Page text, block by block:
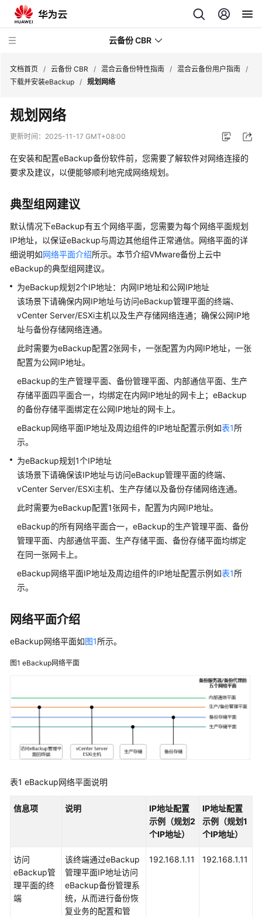
云备份 CBR
最
新
动
服
公
告
产
品
计
费
说
快
速
入
门
用
户
指
南
合
云
备
份
性
指
合
述
合
云
份
用
合
云
文档首页 / 云备份 CBR / 混合云备份特性指南 / 混合云备份用户指南 /
下载并安装eBackup / 规划网络
规划网络
更新时间： 2025-11-17 GMT+08:00
在安装和配置eBackup备份软件前，您需要了解软件对网络连接的
要求及建议，以便能够顺利地完成网络规划。
典型组网建议
默认情况下eBackup有五个网络平面，您需要为每个网络平面规划
IP地址，以保证eBackup与周边其他组件正常通信。网络平面的详
细说明如网络平面介绍所示。本节介绍VMware备份上云中
eBackup的典型组网建议。
为eBackup规划2个IP地址：内网IP地址和公网IP地址
该场景下请确保内网IP地址与访问eBackup管理平面的终端、
vCenter Server/ESXi主机以及生产存储网络连通；确保公网IP地
址与备份存储网络连通。
此时需要为eBackup配置2张网卡，一张配置为内网IP地址，一张
配置为公网IP地址。
eBackup的生产管理平面、备份管理平面、内部通信平面、生产
存储平面四平面合一，均绑定在内网IP地址的网卡上；eBackup
的备份存储平面绑定在公网IP地址的网卡上。
eBackup网络平面IP地址及周边组件的IP地址配置示例如表1所
示。
为eBackup规划1个IP地址
该场景下请确保该IP地址与访问eBackup管理平面的终端、
vCenter Server/ESXi主机、生产存储以及备份存储网络连通。
此时需要为eBackup配置1张网卡，配置为内网IP地址。
eBackup的所有网络平面合一，eBackup的生产管理平面、备份
管理平面、内部通信平面、生产存储平面、备份存储平面均绑定
在同一张网卡上。
eBackup网络平面IP地址及周边组件的IP地址配置示例如表1所
示。
网络平面介绍
eBackup网络平面如图1所示。
图1 eBackup网络平面
表1 eBackup网络平面说明
信息项 说明
IP地址配置
示例（规划2
个IP地址）
IP地址配置
示例（规划1
个IP地址）
访问
eBackup管
理平面的终
端
该终端通过eBackup
管理平面IP地址访问
eBackup备份管理系
统，从而进行备份恢
复业务的配置和管
192.168.1.11 192.168.1.11